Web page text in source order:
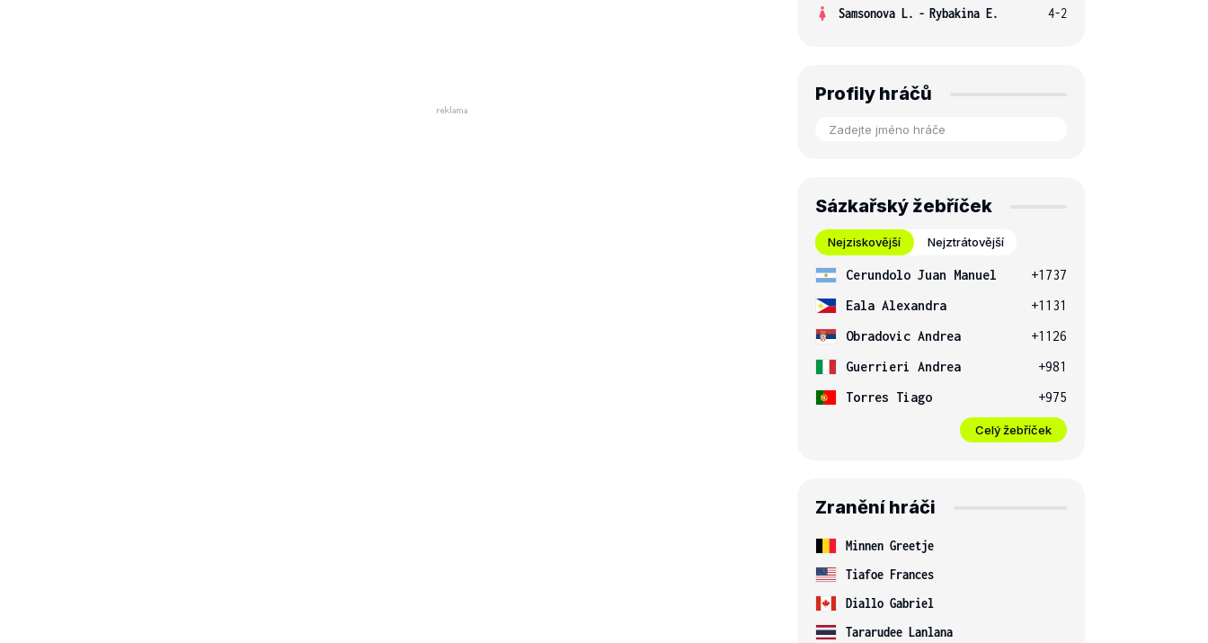
Samsonova L. - Rybakina E. 4-2
Profily hráčů
Sázkařský žebříček
Nejziskovější Nejztrátovější
Cerundolo Juan Manuel
+1737
Eala Alexandra
+1131
Obradovic Andrea
+1126
Guerrieri Andrea
+981
Torres Tiago
+975
Celý žebříček
Zranění hráči
Minnen Greetje
Tiafoe Frances
Diallo Gabriel
Tararudee Lanlana